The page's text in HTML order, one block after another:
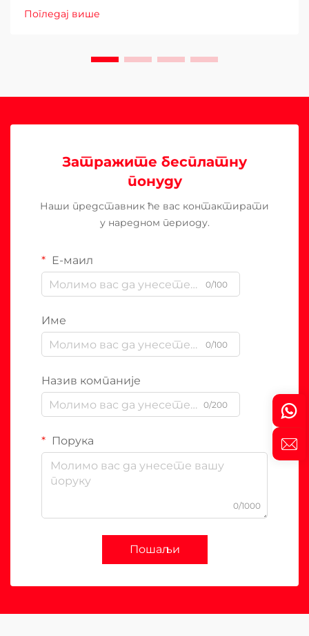
Погледај више
Затражите бесплатну
понуду
Наши представник ће вас контактирати
у наредном периоду.
Е-маил
0/100
Име
0/100
Назив компаније
0/200
Порука
0/1000
Пошаљи